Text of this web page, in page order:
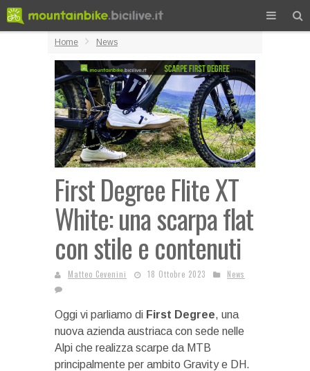
Home News
First Degree Flite XT
White: una scarpa flat
con stile e contenuti
Matteo Cevenini 18 Ottobre 2023 News
Oggi vi parliamo di First Degree, una
nuova azienda austriaca con sede nelle
Alpi che realizza scarpe da MTB
principalmente per ambito Gravity e DH.